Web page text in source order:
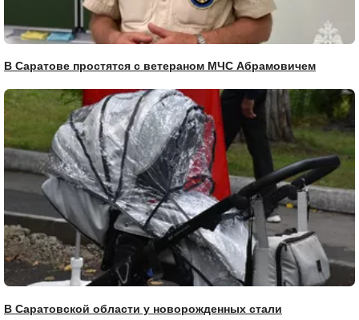
В Саратове простятся с ветераном МЧС Абрамовичем
В Саратовской области у новорожденных стали